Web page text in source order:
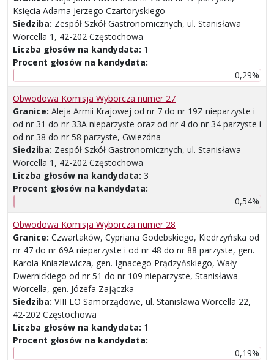
Księcia Adama Jerzego Czartoryskiego
Siedziba: Zespół Szkół Gastronomicznych, ul. Stanisława
Worcella 1, 42-202 Częstochowa
Liczba głosów na kandydata: 1
Procent głosów na kandydata:
0,29%
Obwodowa Komisja Wyborcza numer 27
Granice: Aleja Armii Krajowej od nr 7 do nr 19Z nieparzyste i
od nr 31 do nr 33A nieparzyste oraz od nr 4 do nr 34 parzyste i
od nr 38 do nr 58 parzyste, Gwiezdna
Siedziba: Zespół Szkół Gastronomicznych, ul. Stanisława
Worcella 1, 42-202 Częstochowa
Liczba głosów na kandydata: 3
Procent głosów na kandydata:
0,54%
Obwodowa Komisja Wyborcza numer 28
Granice: Czwartaków, Cypriana Godebskiego, Kiedrzyńska od
nr 47 do nr 69A nieparzyste i od nr 48 do nr 88 parzyste, gen.
Karola Kniaziewicza, gen. Ignacego Prądzyńskiego, Wały
Dwernickiego od nr 51 do nr 109 nieparzyste, Stanisława
Worcella, gen. Józefa Zajączka
Siedziba: VIII LO Samorządowe, ul. Stanisława Worcella 22,
42-202 Częstochowa
Liczba głosów na kandydata: 1
Procent głosów na kandydata:
0,19%